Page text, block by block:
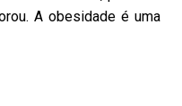
A obesidade é uma